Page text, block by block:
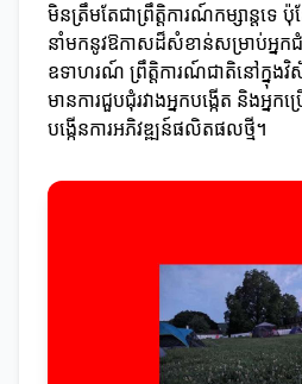
មិនត្រឹមតែជាព្រឹត្តិការណ៍កម្សាន្តទេ
នាំមកនូវឱកាសដ៏សំខាន់សម្រាប់អ្នក
ឧទាហរណ៍ ព្រឹត្តិការណ៍ជាតិនៅក្នុងវិស័
មានការជួបជុំរវាងអ្នកបង្កើត និងអ្ន
បង្កើនការអភិវឌ្ឍន៍ផលិតផលថ្មី។